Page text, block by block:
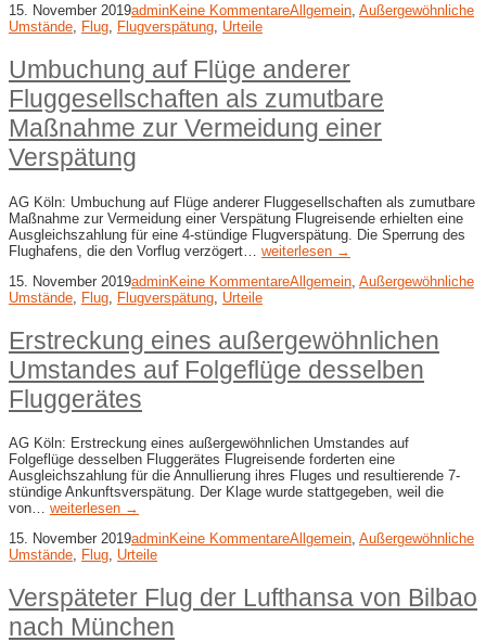
15. November 2019adminKeine KommentareAllgemein, Außergewöhnliche
Umstände, Flug, Flugverspätung, Urteile
Umbuchung auf Flüge anderer
Fluggesellschaften als zumutbare
Maßnahme zur Vermeidung einer
Verspätung
AG Köln: Umbuchung auf Flüge anderer Fluggesellschaften als zumutbare
Maßnahme zur Vermeidung einer Verspätung Flugreisende erhielten eine
Ausgleichszahlung für eine 4-stündige Flugverspätung. Die Sperrung des
Flughafens, die den Vorflug verzögert… weiterlesen →
15. November 2019adminKeine KommentareAllgemein Außergewöhnliche
Umstände Flug Flugverspätung Urteile
Erstreckung eines außergewöhnlichen
Umstandes auf Folgeflüge desselben
Fluggerätes
AG Köln: Erstreckung eines außergewöhnlichen Umstandes auf
Folgeflüge desselben Fluggerätes Flugreisende forderten eine
Ausgleichszahlung für die Annullierung ihres Fluges und resultierende 7-
stündige Ankunftsverspätung. Der Klage wurde stattgegeben, weil die
von… weiterlesen →
15. November 2019adminKeine KommentareAllgemein Außergewöhnliche
Umstände Flug Urteile
Verspäteter Flug der Lufthansa von Bilbao
nach München